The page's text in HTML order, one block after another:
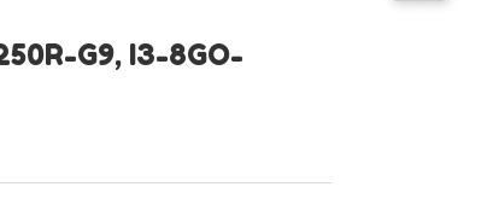
G9, I3-8GO-